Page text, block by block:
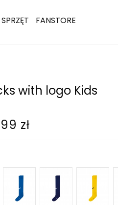
SPRZĘT
FANSTORE
with logo Kids
zł